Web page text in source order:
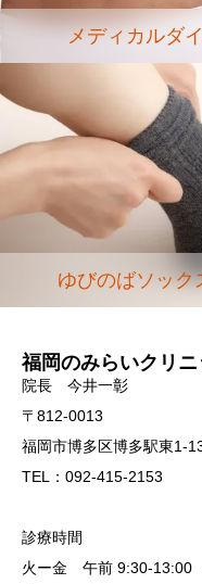
メディカルダ
ゆびのばソッ
福岡のみらいクリニ
院長 今井一彰
〒812-0013
福岡市博多区博多駅東1-
TEL：092-415-2153
診療時間
火ー金 午前 9:30-13:00